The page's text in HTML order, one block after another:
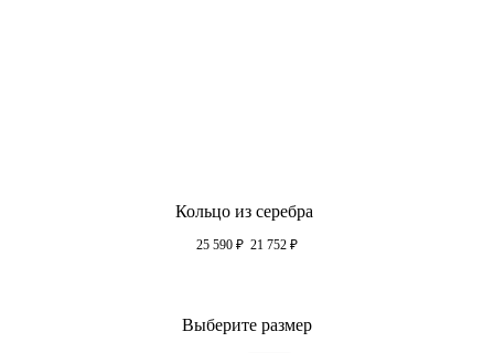
Кольцо из серебра
25 590 ₽ 21 752 ₽
Выберите размер